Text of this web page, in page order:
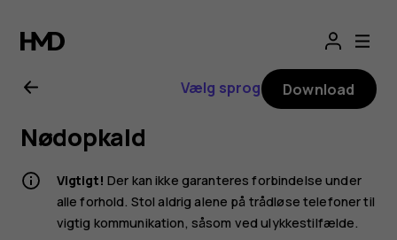
Brugervejledning
til
Nokia
8000
4G
Vælg sprog Download
Nødopkald
Vigtigt! Der kan ikke garanteres forbindelse under
alle forhold. Stol aldrig alene på trådløse telefoner til
vigtig kommunikation, såsom ved ulykkestilfælde.